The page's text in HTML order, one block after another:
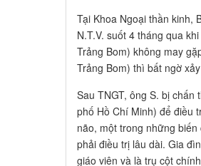
Tại Khoa Ngoại thần kinh,
N.T.V. suốt 4 tháng qua
Trảng Bom) không may
Trảng Bom) thì bất ngờ
Sau TNGT, ông S. bị
phố Hồ Chí Minh) để điều
não, một trong những
phải điều trị lâu dài. Gia
giáo viên và là trụ cột